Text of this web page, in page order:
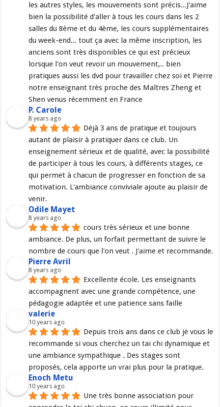
les autres styles, les mouvements sont précis...J'aime
bien la possibilité d'aller à tous les cours dans les 2
salles du 8ème et du 4ème, les cours supplémentaires
du week-end... tout ça avec la même inscription, les
anciens sont très disponibles ce qui est précieux
lorsque l'on veut revoir un mouvement,.. bien
pratiques aussi les dvd pour travailler chez soi et Pierre
notre enseignant très proche des Maîtres Zheng et
Shen venus récemment en France
P. Carole
8 years ago
Déjà 3 ans de pratique et toujours
autant de plaisir à pratiquer dans ce club. Un
enseignement sérieux et de qualité, avec la possibilité
de participer à tous les cours, à différents stages, ce
qui permet à chacun de progresser en fonction de sa
motivation. L'ambiance conviviale ajoute au plaisir de
venir.
Odile Mayet
8 years ago
cours très sérieux et une bonne
ambiance. De plus, un forfait permettant de suivre le
nombre de cours que l'on veut . J'aime et recommande.
Pierre Avril
8 years ago
Excellente école. Les enseignants
accompagnent avec une grande compétence, une
pédagogie adaptée et une patience sans faille
valerie
10 years ago
Depuis trois ans dans ce club je vous le
recommande si vous cherchez un tai chi dynamique et
une ambiance sympathique . Des stages sont
proposés, cela apporte un vrai plus pour la pratique.
Enoch Metu
10 years ago
Une très bonne association pour